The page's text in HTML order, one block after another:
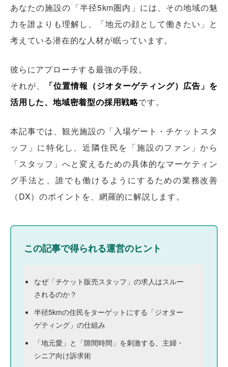
あなたの施設の「半径5km圏内」には、その地域の魅
力を誰よりも理解し、「地元の顔として働きたい」と
考えている潜在的な人材が眠っています。
彼らにアプローチする最強の手段。
それが、
「位置情報（ジオターゲティング）広告」を
活用した、地域密着型の採用戦略です。
本記事では、観光施設の「入場ゲート・チケットスタ
ッフ」に特化し、近隣住民を「施設のファン」から
「スタッフ」へと変えるための具体的なマーケティン
グ手法と、誰でも働けるようにするための業務改善
（DX）のポイントを、網羅的に解説します。
この記事で得られる運営のヒント
なぜ「チケット販売スタッフ」の求人はスルー
されるのか？
半径5kmの住民をターゲットにする「ジオター
ゲティング」の仕組み
「地元愛」と「隙間時間」を刺激する、主婦・
シニア向け訴求術